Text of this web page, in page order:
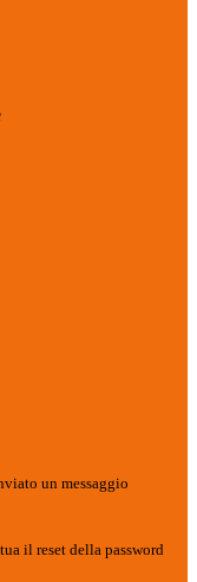
un messaggio
il reset della password